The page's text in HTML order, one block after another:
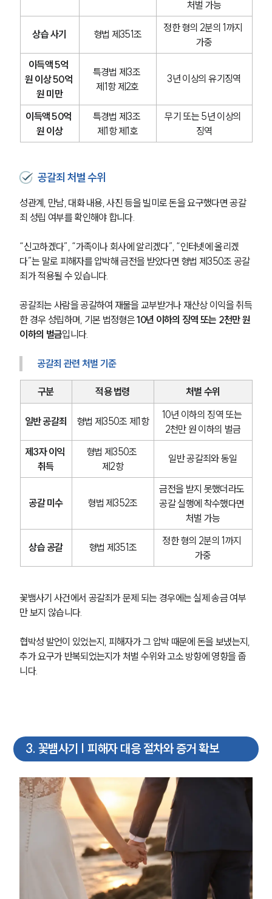
처벌 가능
상습 사기 형법 제351조
정한 형의 2분의 1까지
가중
이득액 5억
원 이상 50억
원 미만
특경법 제3조
제1항 제2호
3년 이상의 유기징역
이득액 50억
원 이상
특경법 제3조
제1항 제1호
무기 또는 5년 이상의
징역
공갈죄 처벌 수위
성관계, 만남, 대화 내용, 사진 등을 빌미로 돈을 요구했다면 공갈
죄 성립 여부를 확인해야 합니다.
“신고하겠다”, “가족이나 회사에 알리겠다”, “인터넷에 올리겠
다”는 말로 피해자를 압박해 금전을 받았다면 형법 제350조 공갈
죄가 적용될 수 있습니다.
공갈죄는 사람을 공갈하여 재물을 교부받거나 재산상 이익을 취득
한 경우 성립하며, 기본 법정형은 10년 이하의 징역 또는 2천만 원
이하의 벌금입니다.
공갈죄 관련 처벌 기준
구분 적용 법령 처벌 수위
일반 공갈죄 형법 제350조 제1항
10년 이하의 징역 또는
2천만 원 이하의 벌금
제3자 이익
취득
형법 제350조
제2항
일반 공갈죄와 동일
공갈 미수 형법 제352조
금전을 받지 못했더라도
공갈 실행에 착수했다면
처벌 가능
상습 공갈 형법 제351조
정한 형의 2분의 1까지
가중
꽃뱀사기 사건에서 공갈죄가 문제 되는 경우에는 실제 송금 여부
만 보지 않습니다.
협박성 발언이 있었는지, 피해자가 그 압박 때문에 돈을 보냈는지,
추가 요구가 반복되었는지가 처벌 수위와 고소 방향에 영향을 줍
니다.
3. 꽃뱀사기 | 피해자 대응 절차와 증거 확보